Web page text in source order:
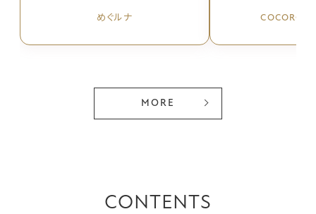
めぐルナ COCOROプ
MORE
CONTENTS